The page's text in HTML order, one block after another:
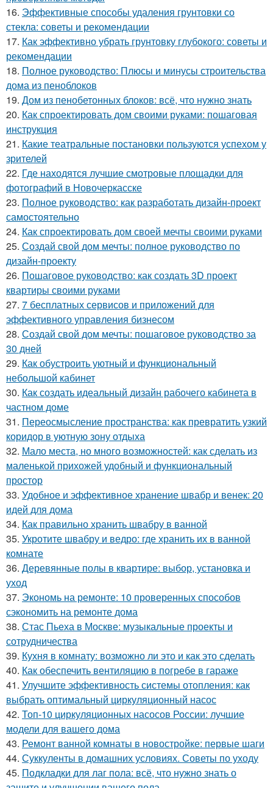
16. Эффективные способы удаления грунтовки со
стекла: советы и рекомендации
17. Как эффективно убрать грунтовку глубокого: советы и
рекомендации
18. Полное руководство: Плюсы и минусы строительства
дома из пеноблоков
19. Дом из пенобетонных блоков: всё, что нужно знать
20. Как спроектировать дом своими руками: пошаговая
инструкция
21. Какие театральные постановки пользуются успехом у
зрителей
22. Где находятся лучшие смотровые площадки для
фотографий в Новочеркасске
23. Полное руководство: как разработать дизайн-проект
самостоятельно
24. Как спроектировать дом своей мечты своими руками
25. Создай свой дом мечты: полное руководство по
дизайн-проекту
26. Пошаговое руководство: как создать 3D проект
квартиры своими руками
27. 7 бесплатных сервисов и приложений для
эффективного управления бизнесом
28. Создай свой дом мечты: пошаговое руководство за
30 дней
29. Как обустроить уютный и функциональный
небольшой кабинет
30. Как создать идеальный дизайн рабочего кабинета в
частном доме
31. Переосмысление пространства: как превратить узкий
коридор в уютную зону отдыха
32. Мало места, но много возможностей: как сделать из
маленькой прихожей удобный и функциональный
простор
33. Удобное и эффективное хранение швабр и венек: 20
идей для дома
34. Как правильно хранить швабру в ванной
35. Укротите швабру и ведро: где хранить их в ванной
комнате
36. Деревянные полы в квартире: выбор, установка и
уход
37. Экономь на ремонте: 10 проверенных способов
сэкономить на ремонте дома
38. Стас Пьеха в Москве: музыкальные проекты и
сотрудничества
39. Кухня в комнату: возможно ли это и как это сделать
40. Как обеспечить вентиляцию в погребе в гараже
41. Улучшите эффективность системы отопления: как
выбрать оптимальный циркуляционный насос
42. Топ-10 циркуляционных насосов России: лучшие
модели для вашего дома
43. Ремонт ванной комнаты в новостройке: первые шаги
44. Суккуленты в домашних условиях. Советы по уходу
45. Подкладки для лаг пола: всё, что нужно знать о